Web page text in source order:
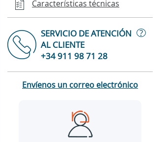
Características técnicas
SERVICIO DE ATENCIÓN
AL CLIENTE
?
+34 911 98 71 28
Envíenos un correo electrónico